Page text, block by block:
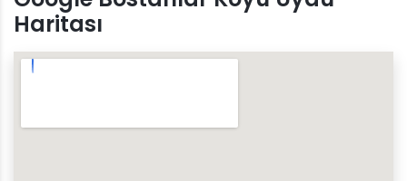
Haritası